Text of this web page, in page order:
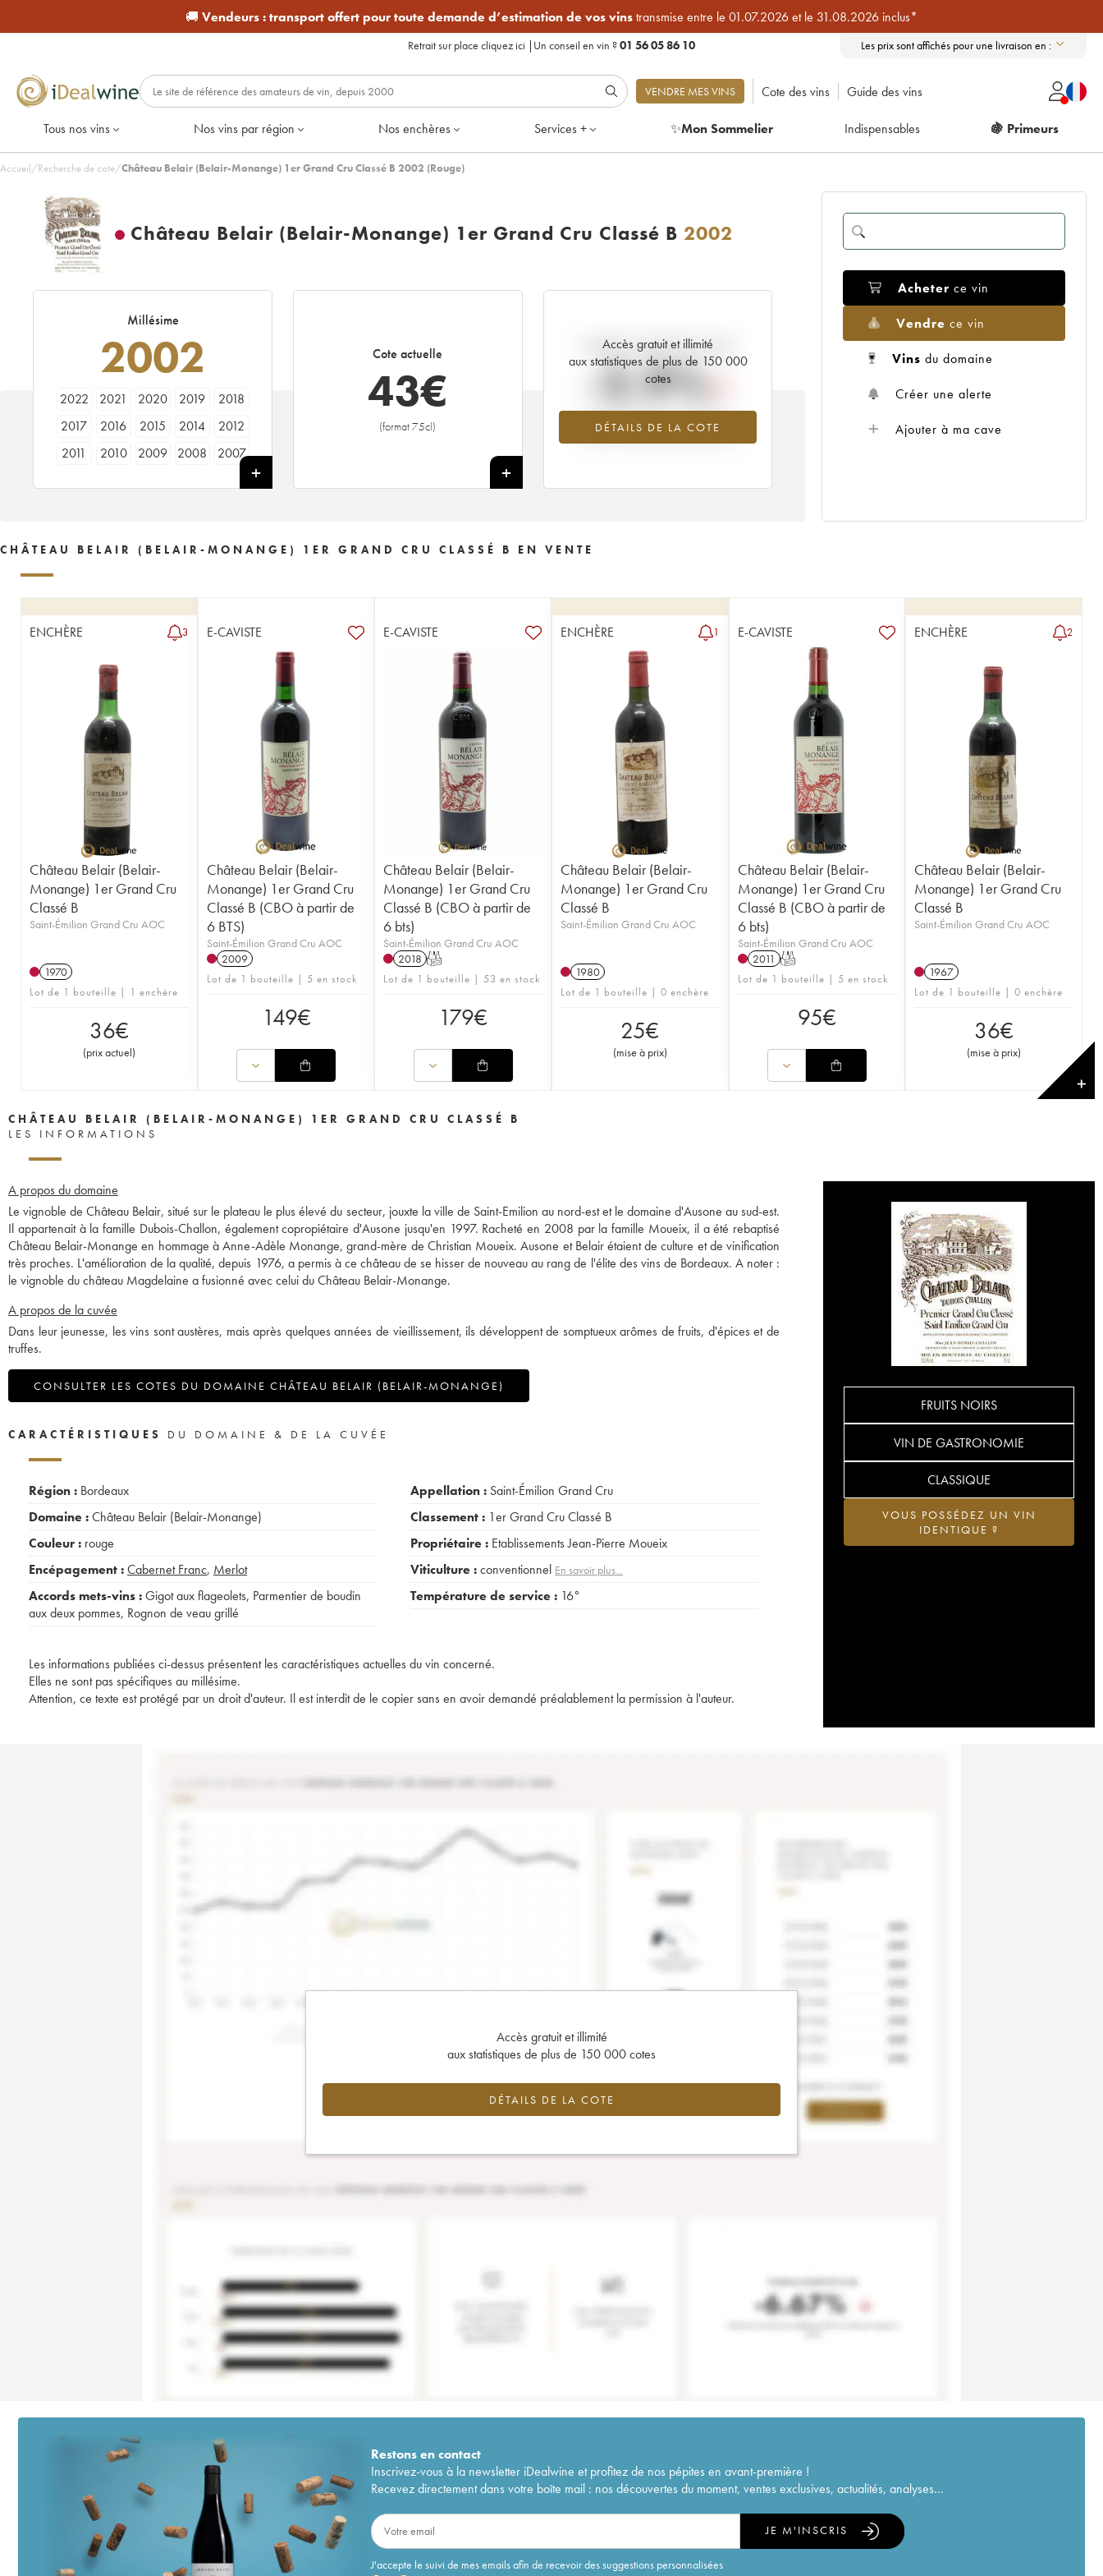
🚚 Vendeurs :transport offert pour toute demande d’estimation de vos vinstransmise entre le 01.07.2026 et le 31.08.2026 inclus*
Retrait sur place cliquez ici | Un conseil en vin ?01 56 05 86 10 Les prix sont affichés pour une livraison en :
VENDRE MES VINS Cote des vins Guide des vins
Tous nos vins Nos vins par région Nos enchères Services + ✨Mon Sommelier Indispensables 🍇 Primeurs
Accueil/Recherche de cote/Château Belair (Belair-Monange) 1er Grand Cru Classé B 2002 (Rouge)
Château Belair (Belair-Monange) 1er Grand Cru Classé B 2002
Millésime
2002
2022 2021 2020 2019
2018
2017
2016 2015 2014
2012
2011
2010 2009 2008
2007
1989
1980
1979 1978 1977
1971
1967
1959
1954
1953
1949
1947
Cote actuelle
43€
(format 75cl)
+
Accès gratuit et illimité
aux statistiques de plus de 150 000
cotes
DÉTAILS DE LA COTE
Tendance actuelle de la cote
-2.9%
Tendance à la baisse du millésime
2002 en 2026 par rapport à 2025
Acheter ce vin
Vendre ce vin
Vins du domaine
Créer une alerte
Ajouter à ma cave
CHÂTEAU BELAIR (BELAIR-MONANGE) 1ER GRAND CRU CLASSÉ B EN VENTE
ENCHÈRE 3
Château Belair (Belair-
Monange) 1er Grand Cru
Classé B
Saint-Émilion Grand Cru AOC
1970
Lot de 1 bouteille | 1 enchère
36€
(prix actuel)
E-CAVISTE
Château Belair (Belair-
Monange) 1er Grand Cru
Classé B (CBO à partir de
6 BTS)
Saint-Émilion Grand Cru AOC
2009
Lot de 1 bouteille | 5 en stock
149€
E-CAVISTE
Château Belair (Belair-
Monange) 1er Grand Cru
Classé B (CBO à partir de
6 bts)
Saint-Émilion Grand Cru AOC
2018 T
Lot de 1 bouteille | 53 en stock
179€
ENCHÈRE 1
Château Belair (Belair-
Monange) 1er Grand Cru
Classé B
Saint-Émilion Grand Cru AOC
1980
Lot de 1 bouteille | 0 enchère
25€
(mise à prix)
E-CAVISTE
Château Belair (Belair-
Monange) 1er Grand Cru
Classé B (CBO à partir de
6 bts)
Saint-Émilion Grand Cru AOC
2011 T
Lot de 1 bouteille | 5 en stock
95€
ENCHÈRE 2
Château Belair (Belair-
Monange) 1er Grand Cru
Classé B
Saint-Émilion Grand Cru AOC
1967
Lot de 1 bouteille | 0 enchère
36€
(mise à prix)
✕
CHÂTEAU BELAIR (BELAIR-MONANGE) 1ER GRAND CRU CLASSÉ B
LES INFORMATIONS
A propos du domaine
Le vignoble de Château Belair, situé sur le plateau le plus élevé du secteur, jouxte la ville de Saint-Emilion au nord-est et le domaine d'Ausone au sud-est.
Il appartenait à la famille Dubois-Challon, également copropiétaire d'Ausone jusqu'en 1997. Racheté en 2008 par la famille Moueix, il a été rebaptisé
Château Belair-Monange en hommage à Anne-Adèle Monange, grand-mère de Christian Moueix. Ausone et Belair étaient de culture et de vinification
très proches. L'amélioration de la qualité, depuis 1976, a permis à ce château de se hisser de nouveau au rang de l'élite des vins de Bordeaux. A noter :
le vignoble du château Magdelaine a fusionné avec celui du Château Belair-Monange.
A propos de la cuvée
Dans leur jeunesse, les vins sont austères, mais après quelques années de vieillissement, ils développent de somptueux arômes de fruits, d'épices et de
truffes.
CONSULTER LES COTES DU DOMAINE CHÂTEAU BELAIR (BELAIR-MONANGE)
FRUITS NOIRS
VIN DE GASTRONOMIE
CLASSIQUE
VOUS POSSÉDEZ UN VIN
IDENTIQUE ?
CARACTÉRISTIQUES DU DOMAINE & DE LA CUVÉE
Région : Bordeaux
Domaine :Château Belair (Belair-Monange)
Couleur : rouge
Encépagement :Cabernet Franc, Merlot
Accords mets-vins :Gigot aux flageolets, Parmentier de boudin
aux deux pommes, Rognon de veau grillé
Appellation : Saint-Émilion Grand Cru
Classement : 1er Grand Cru Classé B
Propriétaire : Etablissements Jean-Pierre Moueix
Viticulture :conventionnel En savoir plus...
Température de service : 16°
Les informations publiées ci-dessus présentent les caractéristiques actuelles du vin concerné.
Elles ne sont pas spécifiques au millésime.
Attention, ce texte est protégé par un droit d'auteur. Il est interdit de le copier sans en avoir demandé préalablement la permission à l'auteur.
Accès gratuit et illimité
aux statistiques de plus de 150 000 cotes
DÉTAILS DE LA COTE
Restons encontact
Inscrivez-vous à la newsletter iDealwine et profitez de nos pépites en avant-première !
Recevez directement dans votre boîte mail : nos découvertes du moment, ventes exclusives, actualités, analyses...
J'accepte le suivi de mes emails afin de recevoir des suggestions personnalisées
JE M'INSCRIS